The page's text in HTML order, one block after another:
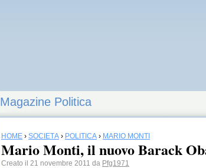
Magazine Politica
HOME › SOCIETÀ › POLITICA › MARIO MONTI
Mario Monti, il nuovo Barack
Creato il 21 novembre 2011 da Pfg1971